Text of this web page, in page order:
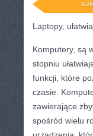
Laptopy,
Komputery, są
stopniu
funkcji, które
czasie.
zawierające
spośród wielu